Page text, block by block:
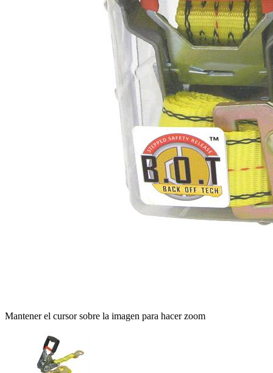
Mantener el cursor sobre la imagen para hacer zoom